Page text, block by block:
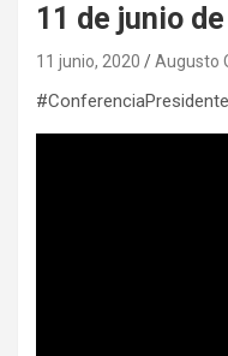
11 de junio
11 junio, 2020 Augusto